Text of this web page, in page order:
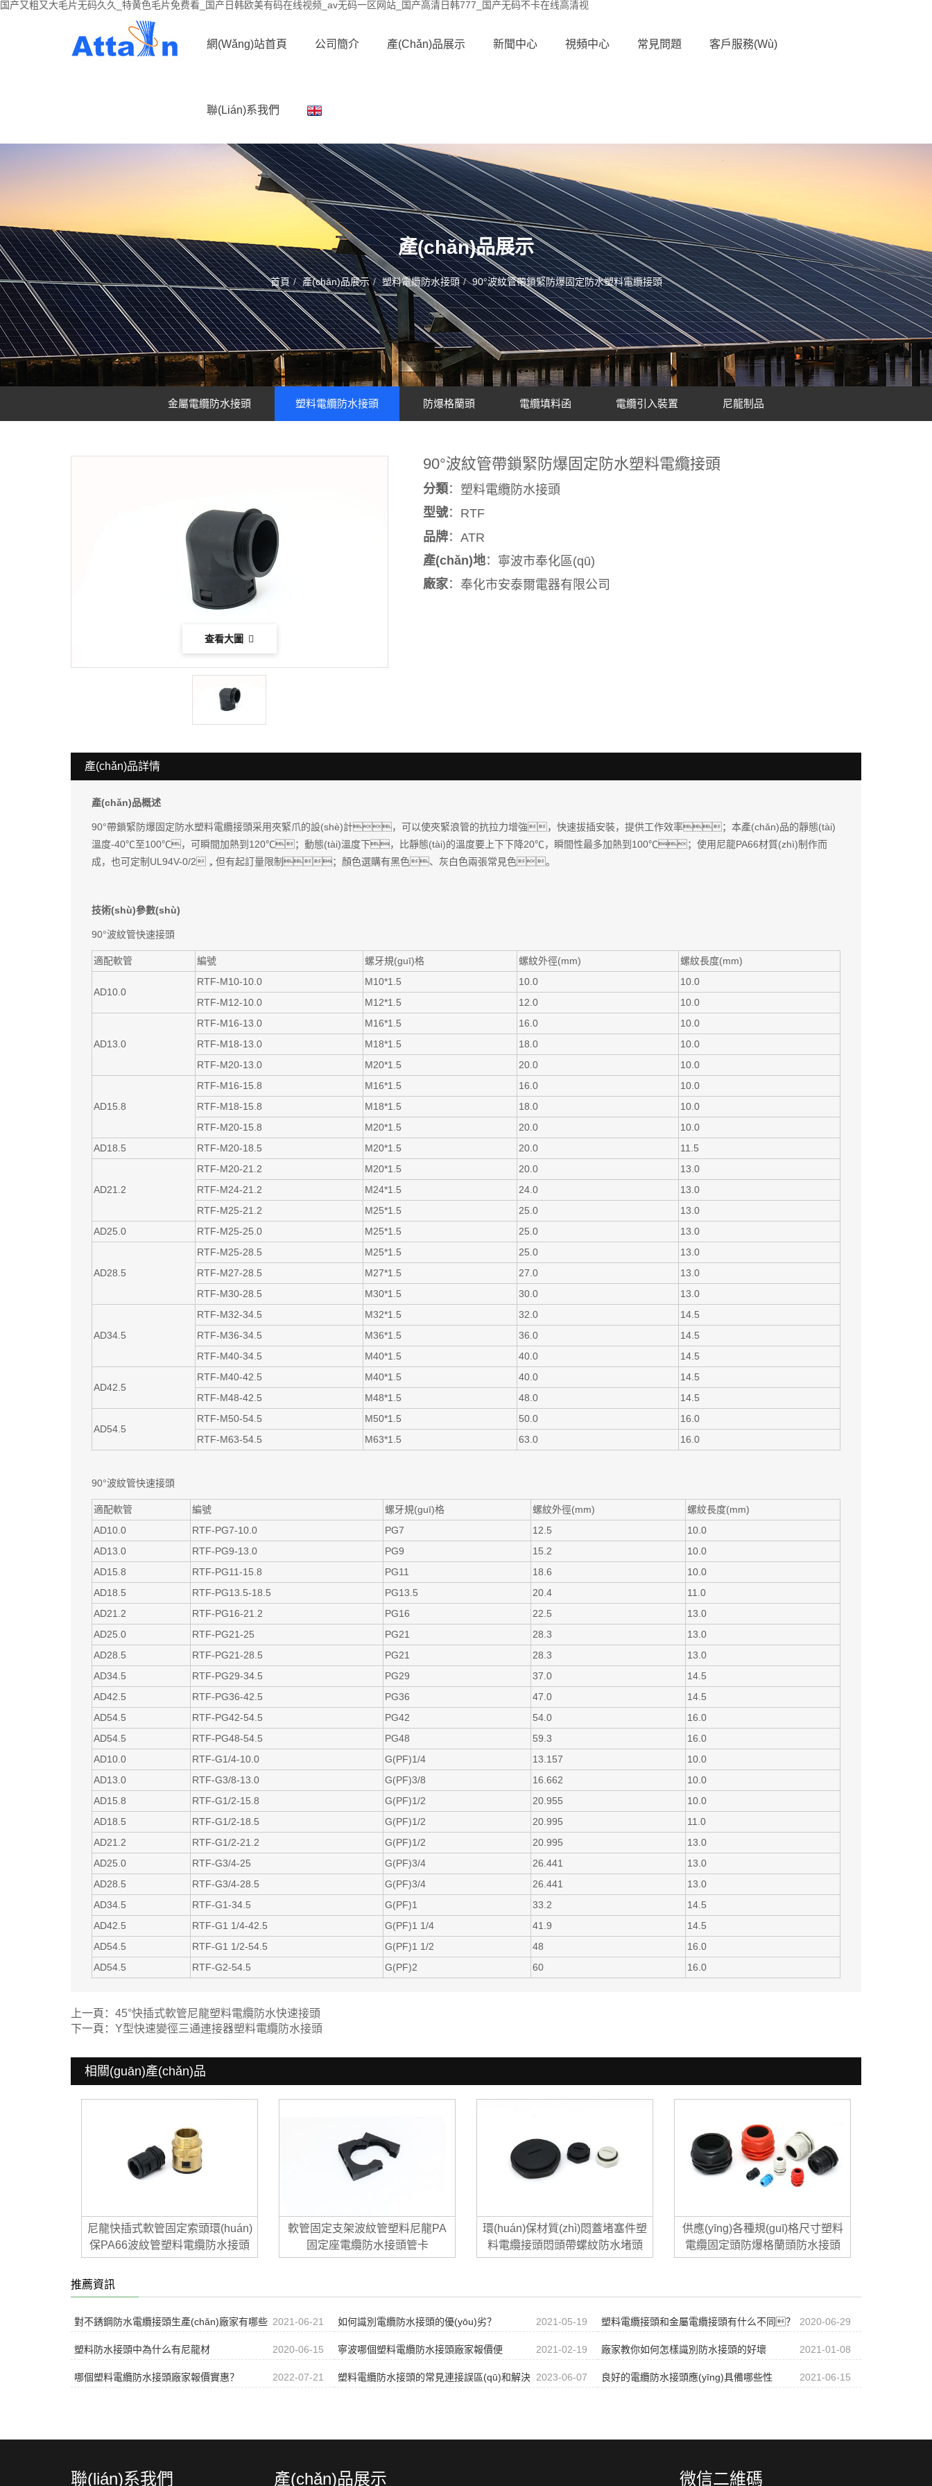
国产又粗又大毛片无码久久_特黄色毛片免费看_国产日韩欧美有码在线视频_av无码一区网站_国产高清日韩777_国产无码不卡在线高清视
網(wǎng)站首頁 公司簡介 產(chǎn)品展示 新聞中心 視頻中心 常見問題 客戶服務(wù)
聯(lián)系我們
產(chǎn)品展示
首頁 產(chǎn)品展示 塑料電纜防水接頭 90°波紋管帶鎖緊防爆固定防水塑料電纜接頭
金屬電纜防水接頭 塑料電纜防水接頭 防爆格蘭頭 電纜填料函 電纜引入裝置 尼龍制品
查看大圖
90°波紋管帶鎖緊防爆固定防水塑料電纜接頭
分類： 塑料電纜防水接頭
型號： RTF
品牌： ATR
產(chǎn)地： 寧波市奉化區(qū)
廠家： 奉化市安泰爾電器有限公司
產(chǎn)品詳情
產(chǎn)品概述
90°帶鎖緊防爆固定防水塑料電纜接頭采用夾緊爪的設(shè)計，可以使夾緊浪管的抗拉力增強，快速拔插安裝，提供工作效率；本產(chǎn)品的靜態(tài)
溫度-40℃至100℃，可瞬間加熱到120℃；動態(tài)溫度下，比靜態(tài)的溫度要上下下降20℃，瞬間性最多加熱到100℃；使用尼龍PA66材質(zhì)制作而
成，也可定制UL94V-0/2，但有起訂量限制；顏色選購有黑色、灰白色兩張常見色。
技術(shù)參數(shù)
90°波紋管快速接頭
適配軟管 編號 螺牙規(guī)格 螺紋外徑(mm) 螺紋長度(mm)
AD10.0
RTF-M10-10.0 M10*1.5 10.0
10.0
RTF-M12-10.0
M12*1.5 12.0 10.0
AD13.0
RTF-M16-13.0 M16*1.5 16.0
10.0
RTF-M18-13.0
M18*1.5 18.0
10.0
RTF-M20-13.0
M20*1.5 20.0 10.0
AD15.8
RTF-M16-15.8 M16*1.5 16.0
10.0
RTF-M18-15.8
M18*1.5 18.0
10.0
RTF-M20-15.8
M20*1.5 20.0
10.0
AD18.5
RTF-M20-18.5 M20*1.5 20.0 11.5
AD21.2
RTF-M20-21.2 M20*1.5 20.0
13.0
RTF-M24-21.2
M24*1.5 24.0
13.0
RTF-M25-21.2
M25*1.5 25.0
13.0
AD25.0
RTF-M25-25.0 M25*1.5 25.0 13.0
AD28.5
RTF-M25-28.5 M25*1.5 25.0
13.0
RTF-M27-28.5
M27*1.5 27.0
13.0
RTF-M30-28.5
M30*1.5 30.0 13.0
AD34.5
RTF-M32-34.5 M32*1.5 32.0
14.5
RTF-M36-34.5
M36*1.5 36.0
14.5
RTF-M40-34.5
M40*1.5 40.0 14.5
AD42.5
RTF-M40-42.5 M40*1.5 40.0
14.5
RTF-M48-42.5
M48*1.5 48.0 14.5
AD54.5
RTF-M50-54.5 M50*1.5 50.0
16.0
RTF-M63-54.5
M63*1.5 63.0 16.0
90°波紋管快速接頭
適配軟管 編號 螺牙規(guī)格 螺紋外徑(mm)
螺紋長度(mm)
AD10.0
RTF-PG7-10.0 PG7 12.5
10.0
AD13.0
RTF-PG9-13.0 PG9 15.2
10.0
AD15.8
RTF-PG11-15.8 PG11 18.6
10.0
AD18.5
RTF-PG13.5-18.5 PG13.5 20.4
11.0
AD21.2
RTF-PG16-21.2 PG16 22.5
13.0
AD25.0
RTF-PG21-25 PG21 28.3
13.0
AD28.5
RTF-PG21-28.5 PG21 28.3
13.0
AD34.5
RTF-PG29-34.5 PG29 37.0
14.5
AD42.5
RTF-PG36-42.5 PG36 47.0
14.5
AD54.5
RTF-PG42-54.5 PG42 54.0
16.0
AD54.5
RTF-PG48-54.5 PG48 59.3
16.0
AD10.0
RTF-G1/4-10.0 G(PF)1/4 13.157
10.0
AD13.0
RTF-G3/8-13.0 G(PF)3/8 16.662
10.0
AD15.8
RTF-G1/2-15.8 G(PF)1/2 20.955
10.0
AD18.5
RTF-G1/2-18.5 G(PF)1/2 20.995
11.0
AD21.2
RTF-G1/2-21.2 G(PF)1/2 20.995
13.0
AD25.0
RTF-G3/4-25 G(PF)3/4 26.441
13.0
AD28.5
RTF-G3/4-28.5 G(PF)3/4 26.441
13.0
AD34.5
RTF-G1-34.5 G(PF)1 33.2
14.5
AD42.5
RTF-G1 1/4-42.5 G(PF)1 1/4 41.9
14.5
AD54.5
RTF-G1 1/2-54.5 G(PF)1 1/2 48
16.0
AD54.5
RTF-G2-54.5 G(PF)2 60 16.0
上一頁： 45°快插式軟管尼龍塑料電纜防水快速接頭
下一頁： Y型快速變徑三通連接器塑料電纜防水接頭
相關(guān)產(chǎn)品
尼龍快插式軟管固定索頭環(huán)
保PA66波紋管塑料電纜防水接頭
軟管固定支架波紋管塑料尼龍PA
固定座電纜防水接頭管卡
環(huán)保材質(zhì)悶蓋堵塞件塑
料電纜接頭悶頭帶螺紋防水堵頭
供應(yīng)各種規(guī)格尺寸塑料
電纜固定頭防爆格蘭頭防水接頭
推薦資訊
2021-06-21
對不銹鋼防水電纜接頭生產(chǎn)廠家有哪些
要求？
2021-05-19
如何識別電纜防水接頭的優(yōu)劣？ 2020-06-29
塑料電纜接頭和金屬電纜接頭有什么不同？
2020-06-15
塑料防水接頭中為什么有尼龍材
料？
2021-02-19
寧波哪個塑料電纜防水接頭廠家報價便
宜？
2021-01-08
廠家教你如何怎樣識別防水接頭的好壞
2022-07-21
哪個塑料電纜防水接頭廠家報價實惠？ 2023-06-07
塑料電纜防水接頭的常見連接誤區(qū)和解決
2021-06-15
良好的電纜防水接頭應(yīng)具備哪些性
聯(lián)系我們 產(chǎn)品展示 微信二維碼